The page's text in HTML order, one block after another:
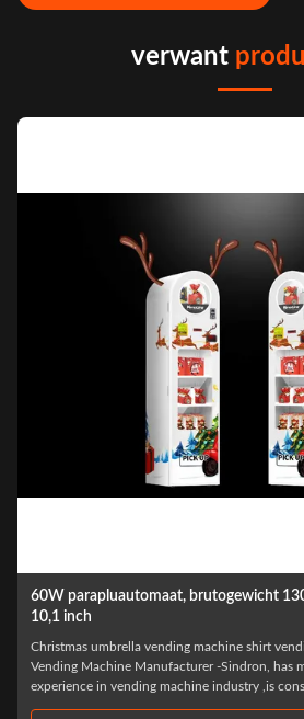
verwant
60W parapluautomaat, brutogewicht 130
10,1 inch
Christmas umbrella vending machine shirt
Vending Machine Manufacturer -Sindron, has
experience in vending machine industry ,is